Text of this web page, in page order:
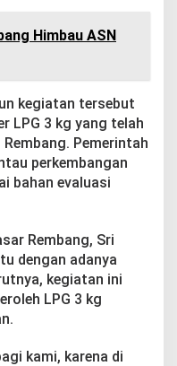
Himbau ASN
kegiatan tersebut
LPG 3 kg yang telah
Pemerintah
perkembangan
bahan evaluasi
Rembang, Sri
dengan adanya
kegiatan ini
LPG 3 kg
kami, karena di